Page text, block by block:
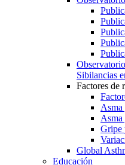
Sibilancias
Factores de
Asma
Asma
Gripe
Global
Educación